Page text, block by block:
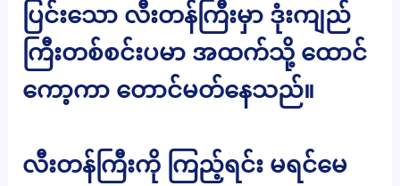
ပြင်းသော လီးတန်ကြီးမှာ ဒုံးကျည်
ကြီးတစ်စင်းပမာ အထက်သို့ ထောင်
ကော့ကာ တောင်မတ်နေသည်။
လီးတန်ကြီးကို ကြည့်ရင်း မရင်မေ